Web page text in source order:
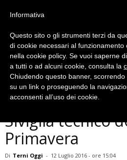
Senza categoria Ternana
Ternana, l’ex
Siviglia tecnico
Primavera
Di Terni Oggi - 12 Luglio 2016 - ore 15:04
Informativa
Questo sito o gli strumenti terzi da
di cookie necessari al
nella cookie policy. Se vuoi saperne
a tutti o ad alcuni cookie, consulta la
Chiudendo questo banner,
su un link o proseguendo la
acconsenti all’uso dei cookie.